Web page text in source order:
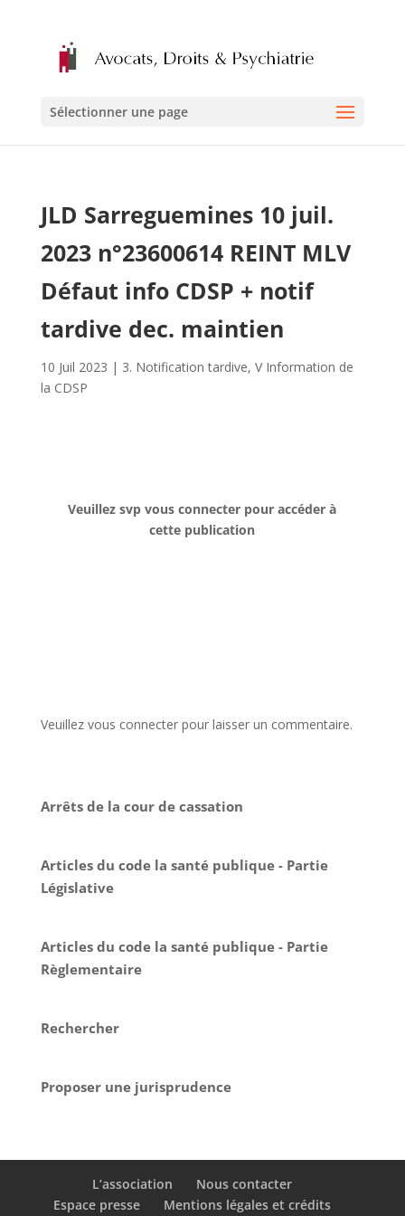
Sélectionner une page
JLD Sarreguemines 10 juil.
2023 n°23600614 REINT MLV
Défaut info CDSP + notif
tardive dec. maintien
10 Juil 2023 | 3. Notification tardive, V Information de
la CDSP
Veuillez svp vous connecter pour accéder à
cette publication
Veuillez vous connecter pour laisser un commentaire.
Arrêts de la cour de cassation
Articles du code la santé publique - Partie
Législative
Articles du code la santé publique - Partie
Règlementaire
Rechercher
Proposer une jurisprudence
L’association
Nous contacter
Espace presse
Mentions légales et crédits